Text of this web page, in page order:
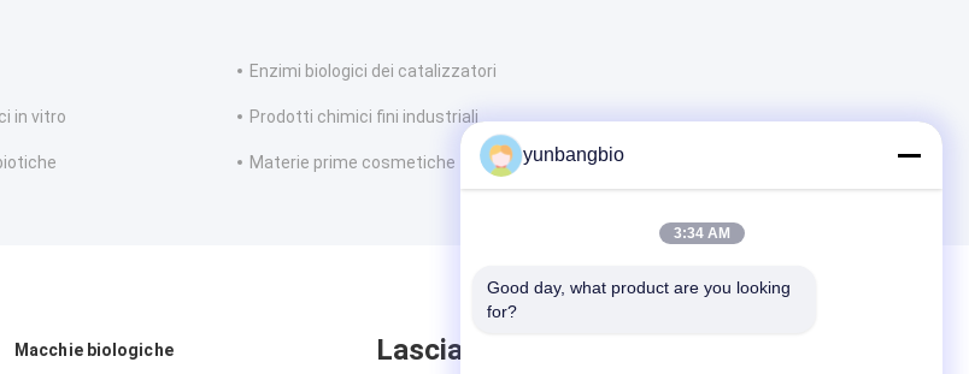
Enzimi biologici dei catalizzatori
in vitro Prodotti chimici fini industriali
Materie prime cosmetiche
Macchie biologiche Lasciare messaggio
yunbangbio
3:34 AM
Good day, what product are you looking
for?